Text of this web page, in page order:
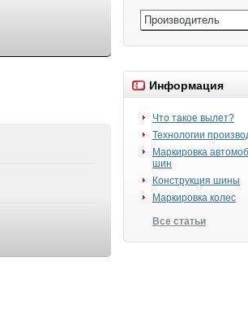
Информация
Что такое вылет?
Технологии
Маркировка
шин
Конструкция шины
Маркировка колес
Все статьи